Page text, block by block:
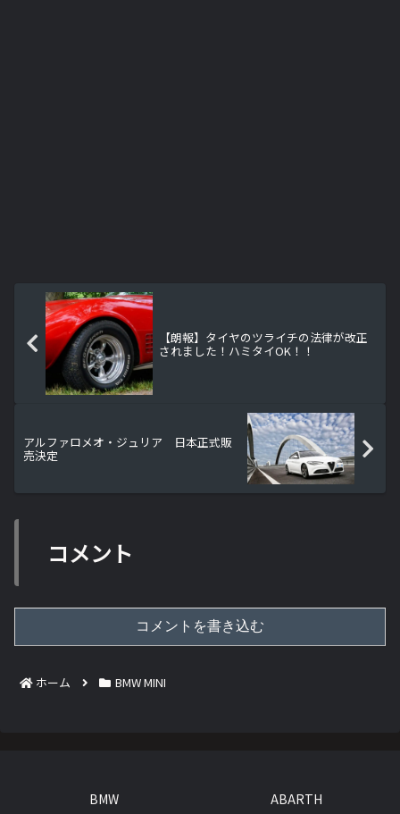
【朗報】タイヤのツライチの法律が改正
されました！ハミタイOK！！
アルファロメオ・ジュリア 日本正式販
売決定
コメント
コメントを書き込む
ホーム BMW MINI
BMW
ABARTH